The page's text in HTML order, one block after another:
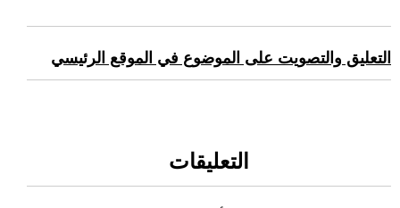
التعليق والتصويت على الموضوع في الموقع الرئيسي
التعليقات